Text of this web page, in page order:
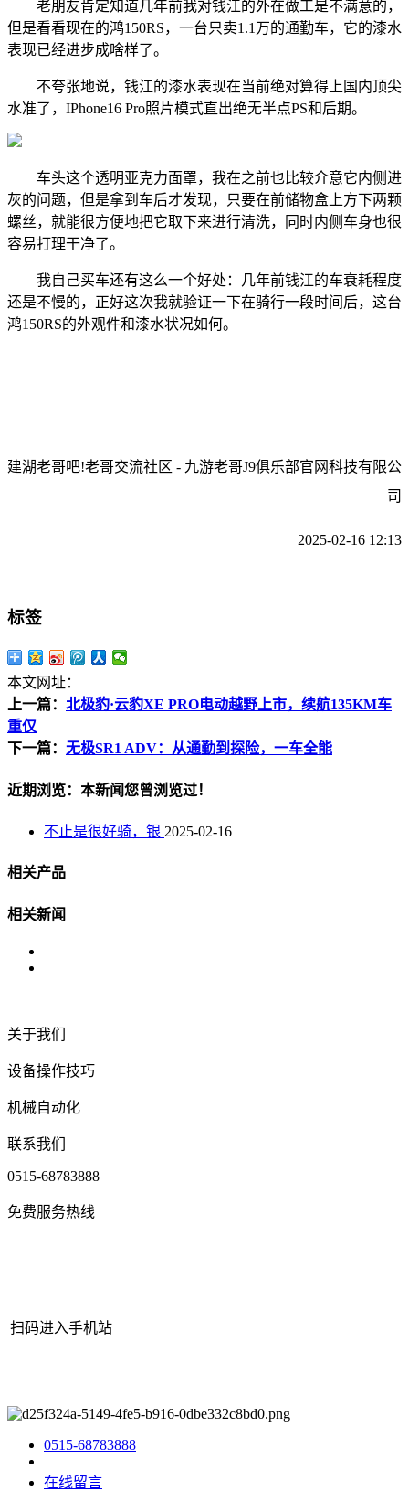
老朋友肯定知道几年前我对钱江的外在做工是不满意的，
但是看看现在的鸿150RS，一台只卖1.1万的通勤车，它的漆水
表现已经进步成啥样了。
不夸张地说，钱江的漆水表现在当前绝对算得上国内顶尖
水准了，IPhone16 Pro照片模式直出绝无半点PS和后期。
车头这个透明亚克力面罩，我在之前也比较介意它内侧进
灰的问题，但是拿到车后才发现，只要在前储物盒上方下两颗
螺丝，就能很方便地把它取下来进行清洗，同时内侧车身也很
容易打理干净了。
我自己买车还有这么一个好处：几年前钱江的车衰耗程度
还是不慢的，正好这次我就验证一下在骑行一段时间后，这台
鸿150RS的外观件和漆水状况如何。
建湖老哥吧!老哥交流社区 - 九游老哥J9俱乐部官网科技有限公
司
2025-02-16 12:13
标签
本文网址：
上一篇： 北极豹·云豹XE PRO电动越野上市，续航135KM车
重仅
下一篇： 无极SR1 ADV：从通勤到探险，一车全能
近期浏览：本新闻您曾浏览过！
不止是很好骑，银 2025-02-16
相关产品
相关新闻
关于我们
设备操作技巧
机械自动化
联系我们
0515-68783888
免费服务热线
扫码进入手机站
0515-68783888
在线留言